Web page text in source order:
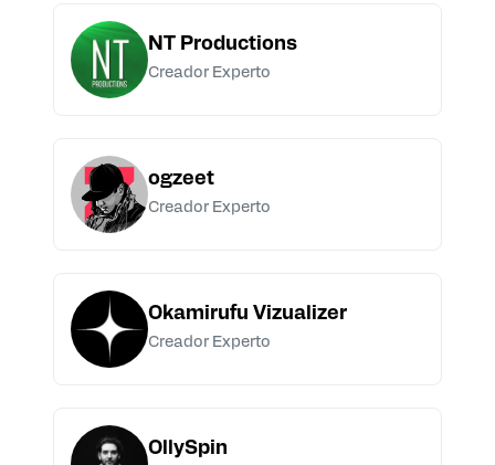
NT Productions
Creador Experto
ogzeet
Creador Experto
Okamirufu Vizualizer
Creador Experto
OllySpin